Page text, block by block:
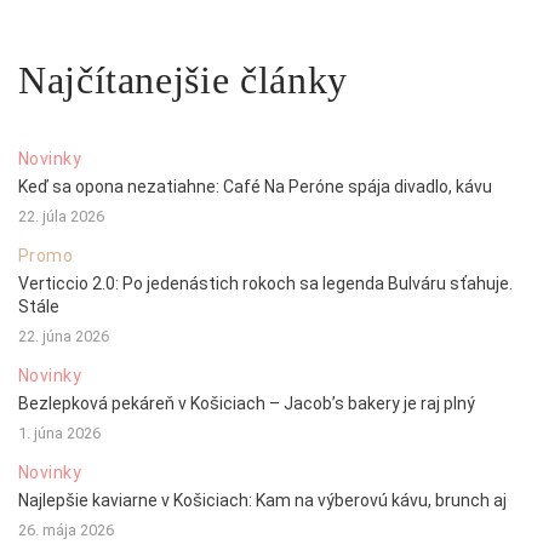
Najčítanejšie články
Novinky
Keď sa opona nezatiahne: Café Na Peróne spája divadlo, kávu
22. júla 2026
Promo
Verticcio 2.0: Po jedenástich rokoch sa legenda Bulváru sťahuje.
Stále
22. júna 2026
Novinky
Bezlepková pekáreň v Košiciach – Jacob’s bakery je raj plný
1. júna 2026
Novinky
Najlepšie kaviarne v Košiciach: Kam na výberovú kávu, brunch aj
26. mája 2026